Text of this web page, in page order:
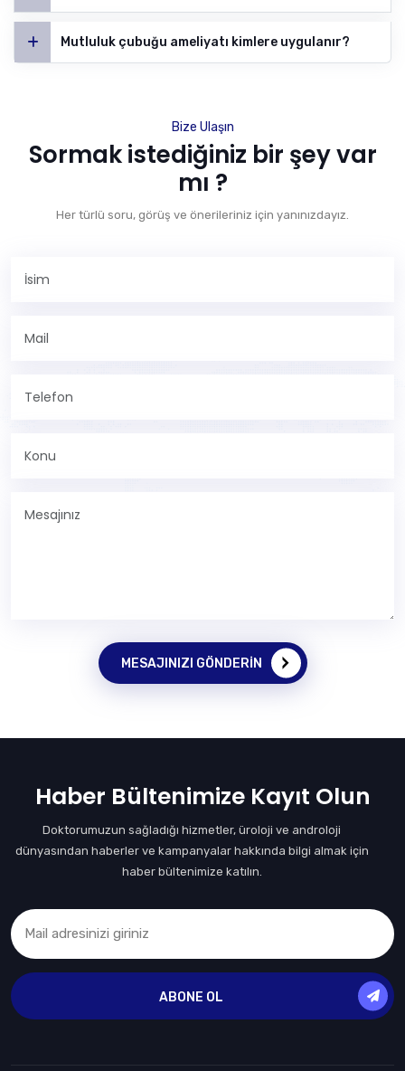
Mutluluk çubuğu ameliyatı kimlere uygulanır?
Bize Ulaşın
Sormak istediğiniz bir şey var
mı ?
Her türlü soru, görüş ve önerileriniz için yanınızdayız.
MESAJINIZI GÖNDERIN
Haber Bültenimize Kayıt Olun
Doktorumuzun sağladığı hizmetler, üroloji ve androloji
dünyasından haberler ve kampanyalar hakkında bilgi almak için
haber bültenimize katılın.
ABONE OL